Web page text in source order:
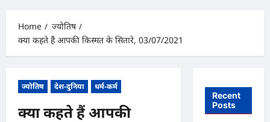
Home
ज्योतिष
क्या कहते हैं आपकी किस्मत के सितारे, 03/07/2021
ज्योतिष देश-दुनिया धर्म-कर्म
क्या कहते हैं आपकी
Recent
Posts